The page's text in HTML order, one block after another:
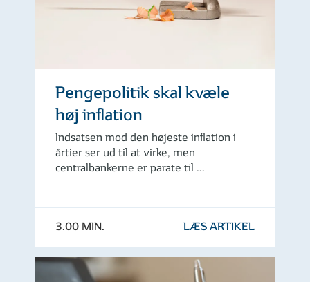
Pengepolitik skal kvæle
høj inflation
Indsatsen mod den højeste inflation i
årtier ser ud til at virke, men
centralbankerne er parate til ...
3.00 MIN. LÆS ARTIKEL